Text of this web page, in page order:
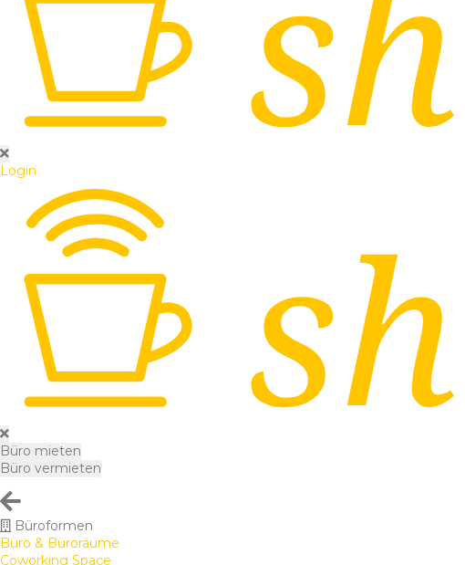
Login
Büro mieten
Büro vermieten
Büroformen
Büro & Büroräume
Coworking Space